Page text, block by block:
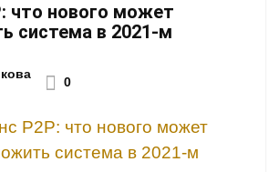
что нового может
система в 2021-м
0